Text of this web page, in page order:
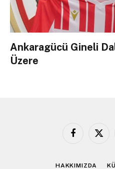
Ankaragücü Gineli
Üzere
Facebook
X
HAKKIMIZDA